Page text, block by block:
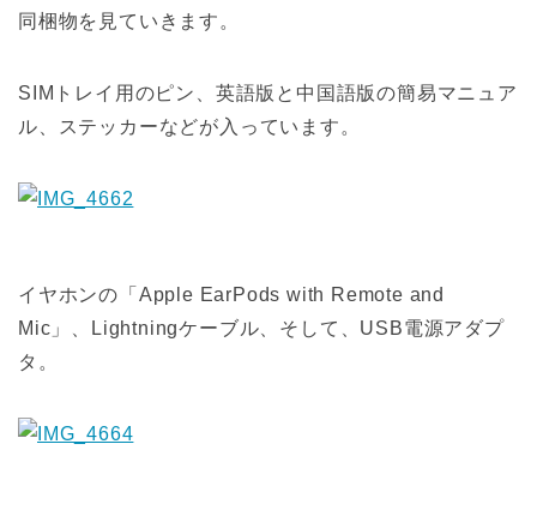
同梱物を見ていきます。
SIMトレイ用のピン、英語版と中国語版の簡易マニュア
ル、ステッカーなどが入っています。
イヤホンの「Apple EarPods with Remote and
Mic」、Lightningケーブル、そして、USB電源アダプ
タ。